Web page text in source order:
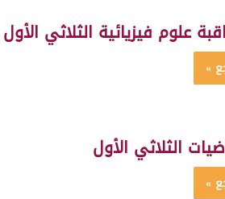
علوم فيزيائية الثلاثي الأول
»
الثلاثي الأول
»